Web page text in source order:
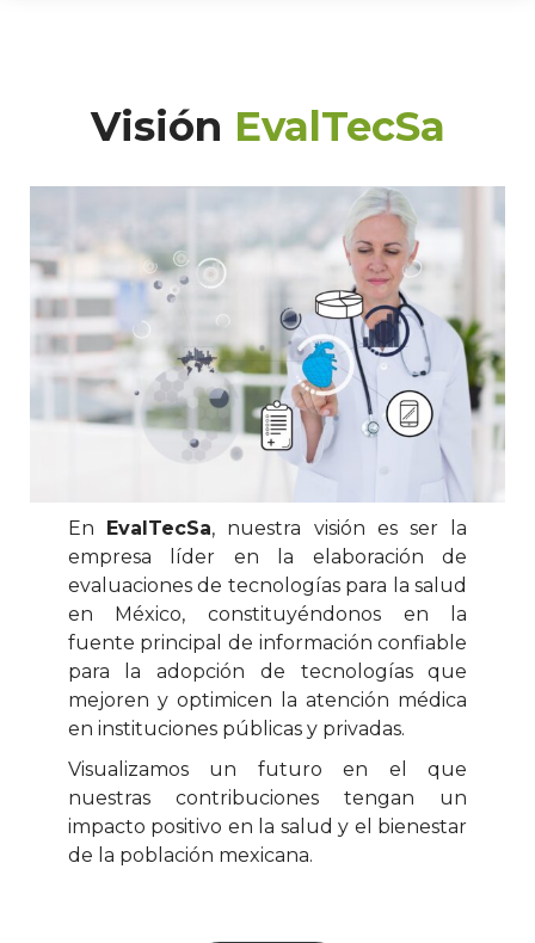
Visión EvalTecSa
En EvalTecSa, nuestra visión es ser la
empresa líder en la elaboración de
evaluaciones de tecnologías para la salud
en México, constituyéndonos en la
fuente principal de información confiable
para la adopción de tecnologías que
mejoren y optimicen la atención médica
en instituciones públicas y privadas.
Visualizamos un futuro en el que
nuestras contribuciones tengan un
impacto positivo en la salud y el bienestar
de la población mexicana.